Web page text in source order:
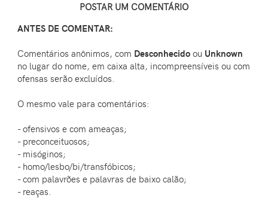
POSTAR UM COMENTÁRIO
ANTES DE COMENTAR:
Comentários anônimos, com Desconhecido ou Unknown
no lugar do nome, em caixa alta, incompreensíveis ou com
ofensas serão excluídos.
O mesmo vale para comentários:
- ofensivos e com ameaças;
- preconceituosos;
- misóginos;
- homo/lesbo/bi/transfóbicos;
- com palavrões e palavras de baixo calão;
- reaças.